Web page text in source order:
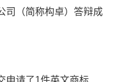
司（简称构卓）答辩成
申请了1件英文商标